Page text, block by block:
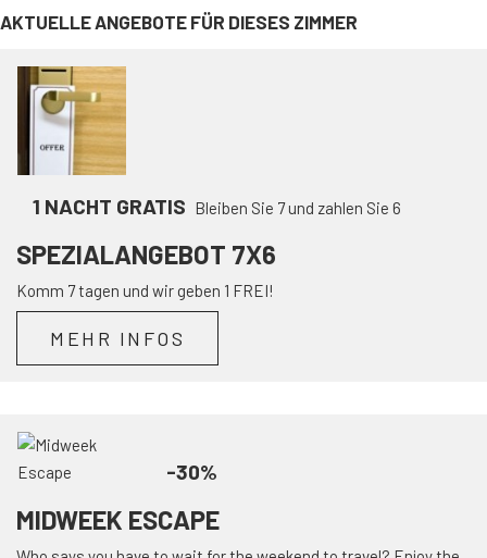
AKTUELLE ANGEBOTE FÜR DIESES ZIMMER
1 NACHT GRATIS Bleiben Sie 7 und zahlen Sie 6
SPEZIALANGEBOT 7X6
Komm 7 tagen und wir geben 1 FREI!
MEHR INFOS
-30%
MIDWEEK ESCAPE